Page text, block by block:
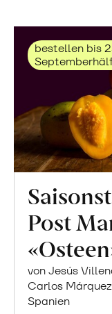
bestellen bis
Post
von Jesús
Carlos
Spanien